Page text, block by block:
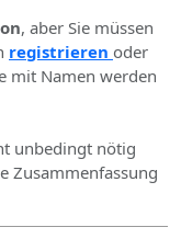
, aber Sie müssen
registrieren oder
mit Namen werden
unbedingt nötig
Zusammenfassung